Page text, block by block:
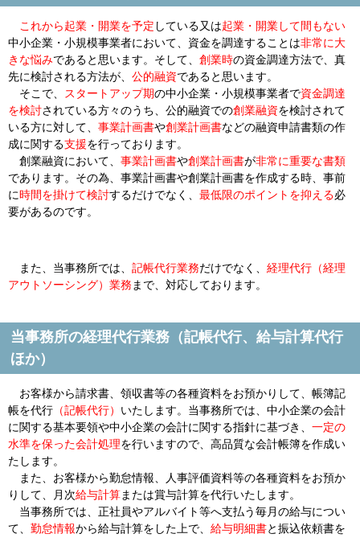
これから起業・開業を予定 している又は起業・開業して間もない
中小企業・小規模事業者において、資金を調達することは非常に大
きな悩みであると思います。そして、 創業時の資金調達方法で、真
先に検討される方法が、 公的融資であると思います。
そこで、
スタートアップ期の中小企業・小規模事業者で資金調達
を検討されている方々のうち、公的融資での創業融資を検討されて
いる方に対して、 事業計画書や創業計画書などの融資申請書類の作
成に関する支援を行っております。
創業融資において、 事業計画書や創業計画書が非常に重要な書類
であります。その為、事業計画書や創業計画書を作成する時、 事前
に時間を掛けて検討するだけでなく、 最低限のポイントを抑える必
要があるのです。
また、当事務所では、 記帳代行業務だけでなく、 経理代行 （経理
アウトソーシング） 業務 まで、対応しております。
当事務所の経理代行業務（記帳代行、給与計算代行
ほか）
お客様から請求書、領収書等の各種資料をお預かりして、帳簿記
帳を代行 （記帳代行） いたします。当事務所では、 中小企業の会計
に関する基本要領や中小企業の会計に関する指針に基づき、 一定の
水準を保った会計処理を行いますので、高品質な会計帳簿を作成い
たします。
また、お客様から勤怠情報、人事評価資料等の各種資料をお預か
りして、月次給与計算または賞与計算を代行いたします。
当事務所では、正社員やアルバイト等へ支払う毎月の給与につい
て、 勤怠情報から給与計算をした上で、 給与明細書と振込依頼書を